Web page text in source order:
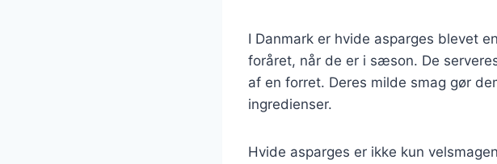
I Danmark er hvide asparges blevet
foråret, når de er i sæson. De
af en forret. Deres milde smag gør
ingredienser.
Hvide asparges er ikke kun